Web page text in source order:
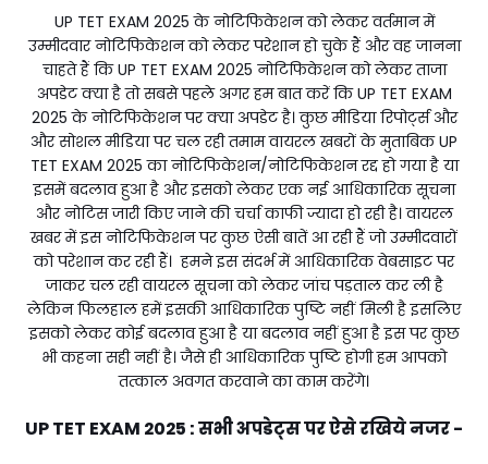
UP TET EXAM 2025 के नोटिफिकेशन को लेकर वर्तमान में
उम्मीदवार नोटिफिकेशन को लेकर परेशान हो चुके हैं और वह जानना
चाहते हैं कि UP TET EXAM 2025 नोटिफिकेशन को लेकर ताजा
अपडेट क्या है तो सबसे पहले अगर हम बात करें कि UP TET EXAM
2025 के नोटिफिकेशन पर क्या अपडेट है। कुछ मीडिया रिपोर्ट्स और
और सोशल मीडिया पर चल रही तमाम वायरल खबरों के मुताबिक UP
TET EXAM 2025 का नोटिफिकेशन/नोटिफिकेशन रद्द हो गया है या
इसमें बदलाव हुआ है और इसको लेकर एक नई आधिकारिक सूचना
और नोटिस जारी किए जाने की चर्चा काफी ज्यादा हो रही है। वायरल
खबर में इस नोटिफिकेशन पर कुछ ऐसी बातें आ रही हैं जो उम्मीदवारों
को परेशान कर रही हैं। हमने इस संदर्भ में आधिकारिक वेबसाइट पर
जाकर चल रही वायरल सूचना को लेकर जांच पड़ताल कर ली है
लेकिन फिलहाल हमें इसकी आधिकारिक पुष्टि नहीं मिली है इसलिए
इसको लेकर कोई बदलाव हुआ है या बदलाव नहीं हुआ है इस पर कुछ
भी कहना सही नहीं है। जैसे ही आधिकारिक पुष्टि होगी हम आपको
तत्काल अवगत करवाने का काम करेंगे।
UP TET EXAM 2025 : सभी अपडेट्स पर ऐसेरखियेनजर -